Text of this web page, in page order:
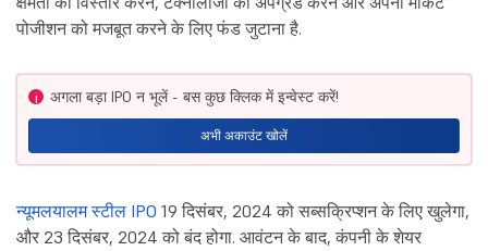
पोजीशन को मजबूत करने के लिए फंड जुटाना है.
i अगला बड़ा IPO न भूलें - बस कुछ क्लिक में इन्वेस्ट करें!
अभी अकाउंट खोलें
न्यूमलयालम स्टील IPO 19 दिसंबर, 2024 को सब्सक्रिप्शन के लिए खुलेगा,
और 23 दिसंबर, 2024 को बंद होगा. आवंटन के बाद, कंपनी के शेयर